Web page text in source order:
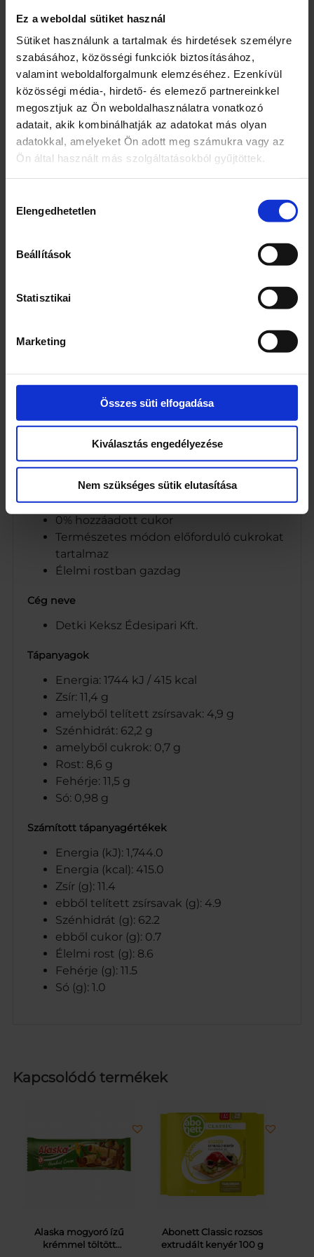
Ez a weboldal sütiket használ
Sütiket használunk a tartalmak és hirdetések személyre
szabásához, közösségi funkciók biztosításához,
valamint weboldalforgalmunk elemzéséhez. Ezenkívül
közösségi média-, hirdető- és elemező partnereinkkel
megosztjuk az Ön weboldalhasználatra vonatkozó
adatait, akik kombinálhatják az adatokat más olyan
adatokkal, amelyeket Ön adott meg számukra vagy az
Ön által használt más szolgáltatásokból gyűjtöttek.
kiválasztása
Elengedhetetlen
Beállítások
Statisztikai
Marketing
Összes süti elfogadása
Kiválasztás engedélyezése
Nem szükséges sütik elutasítása
Teljes kiőrlésű liszttel
Természetes módon előforduló cukrokat
tartalmaz
Élelmi rostban gazdag
Korpával
Kiszerelés
180
Egység (szabadon)
g
Teljes kiőrlésű búzaliszt (62%)
Pálmazsír
nátrium-hidrogén-karbonát)
metabiszulfit)
www.detkikeksz.hu
Tápanyag-összetételre vonatkozó állítások
0% hozzáadott cukor
Természetes módon előforduló cukrokat
tartalmaz
Élelmi rostban gazdag
Cég neve
Detki Keksz Édesipari Kft.
Tápanyagok
Energia: 1744 kJ / 415 kcal
Zsír: 11,4 g
amelyből telített zsírsavak: 4,9 g
Szénhidrát: 62,2 g
amelyből cukrok: 0,7 g
Rost: 8,6 g
Fehérje: 11,5 g
Só: 0,98 g
Számított tápanyagértékek
Energia (kJ): 1,744.0
Energia (kcal): 415.0
Zsír (g): 11.4
ebből telített zsírsavak (g): 4.9
Szénhidrát (g): 62.2
ebből cukor (g): 0.7
Élelmi rost (g): 8.6
Fehérje (g): 11.5
Só (g): 1.0
Kapcsolódó termékek
Alaska mogyoró ízű
krémmel töltött
Abonett Classic rozsos
extrudált kenyér 100 g